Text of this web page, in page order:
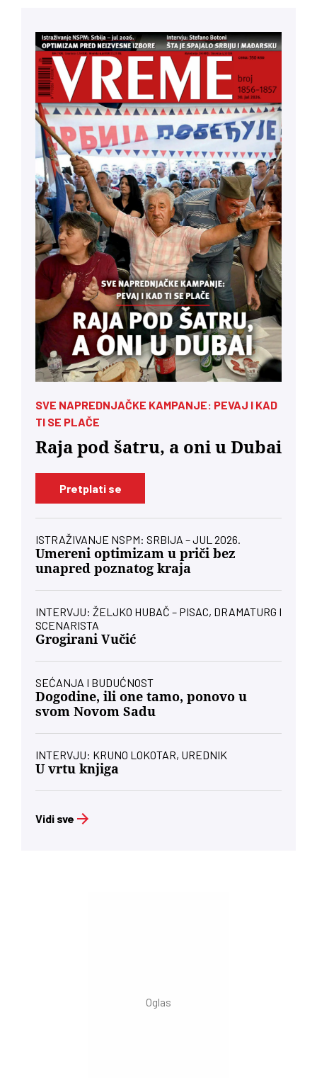
SVE NAPREDNJAČKE KAMPANJE: PEVAJ I KAD
TI SE PLAČE
Raja pod šatru, a oni u Dubai
Pretplati se
ISTRAŽIVANJE NSPM: SRBIJA – JUL 2026.
Umereni optimizam u priči bez
unapred poznatog kraja
INTERVJU: ŽELJKO HUBAČ – PISAC, DRAMATURG I
SCENARISTA
Grogirani Vučić
SEĆANJA I BUDUĆNOST
Dogodine, ili one tamo, ponovo u
svom Novom Sadu
INTERVJU: KRUNO LOKOTAR, UREDNIK
U vrtu knjiga
Vidi sve